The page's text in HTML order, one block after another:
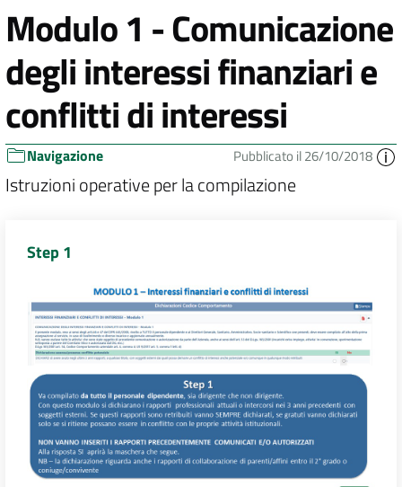
Modulo 1 - Comunicazione
degli interessi finanziari e
conflitti di interessi
Navigazione Pubblicato il 26/10/2018
Istruzioni operative per la compilazione
Step 1